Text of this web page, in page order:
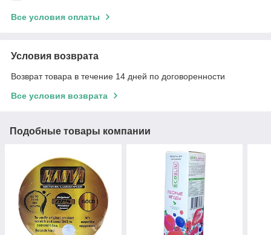
Все условия оплаты
Условия возврата
Возврат товара в течение 14 дней по договоренности
Все условия возврата
Подобные товары компании